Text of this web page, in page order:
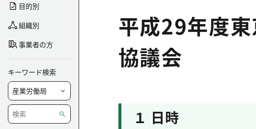
目的別
組織別
事業者の方
キーワード検索
平成29年度
協議会
１ 日時